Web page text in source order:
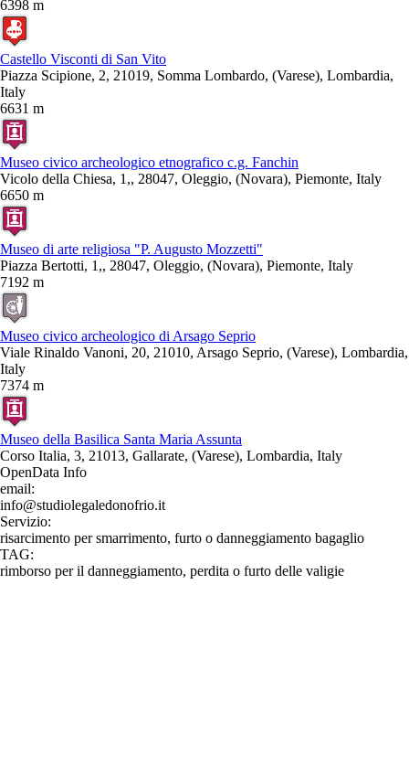
6398 m
Castello Visconti di San Vito
Piazza Scipione, 2, 21019, Somma Lombardo, (Varese), Lombardia,
Italy
6631 m
Museo civico archeologico etnografico c.g. Fanchin
Vicolo della Chiesa, 1,, 28047, Oleggio, (Novara), Piemonte, Italy
6650 m
Museo di arte religiosa "P. Augusto Mozzetti"
Piazza Bertotti, 1,, 28047, Oleggio, (Novara), Piemonte, Italy
7192 m
Museo civico archeologico di Arsago Seprio
Viale Rinaldo Vanoni, 20, 21010, Arsago Seprio, (Varese), Lombardia,
Italy
7374 m
Museo della Basilica Santa Maria Assunta
Corso Italia, 3, 21013, Gallarate, (Varese), Lombardia, Italy
OpenData Info
email:
info@studiolegaledonofrio.it
Servizio:
risarcimento per smarrimento, furto o danneggiamento bagaglio
TAG:
rimborso per il danneggiamento, perdita o furto delle valigie